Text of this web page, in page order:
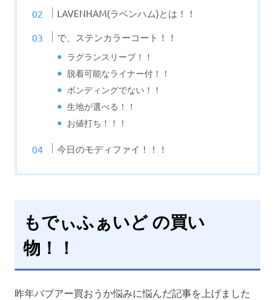
LAVENHAM(ラベンハム)とは！！
で、ステンカラーコート！！
ラグランスリーブ！！
脱着可能なライナー付！！
ボンディングでない！！
生地が選べる！！
お値打ち！！！
今日のモディファイ！！！
もでぃふぁいど の買い
物！！
昨年バブアー買おうか悩みに悩んだ記事を上げました